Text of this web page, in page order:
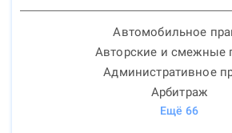
Автомобильное
Авторские и смежные
Административное
Арбитраж
Ещё 66